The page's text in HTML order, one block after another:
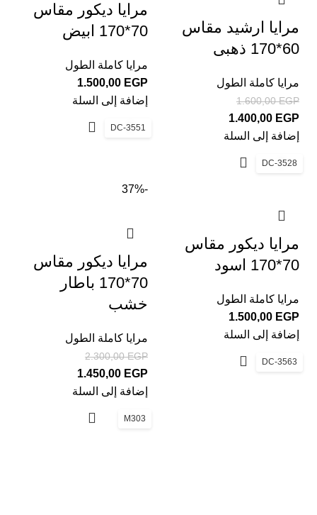
DC-3528
مرايا ارشيد مقاس
60*170 ذهبى
مرايا كاملة الطول
1.600,00EGP
1.400,00 EGP
إضافة إلى السلة
DC-3551
مرايا ديكور مقاس
70*170 ابيض
مرايا كاملة الطول
1.500,00 EGP
إضافة إلى السلة
DC-3563
مرايا ديكور مقاس
70*170 اسود
مرايا كاملة الطول
1.500,00 EGP
إضافة إلى السلة
-37%
M303
مرايا ديكور مقاس
70*170 باطار
خشب
مرايا كاملة الطول
2.300,00EGP
1.450,00 EGP
إضافة إلى السلة